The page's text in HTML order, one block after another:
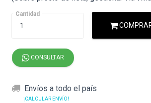
Cantidad
CONSULTAR
Envíos a todo el país
¡CALCULAR ENVÍO!